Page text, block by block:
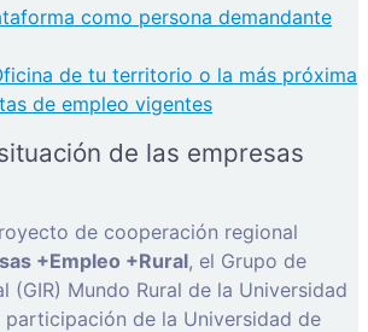
como persona demandante
de tu territorio o la más próxima
de empleo vigentes
de las empresas
de cooperación regional
+Empleo +Rural, el Grupo de
(GIR) Mundo Rural de la Universidad
participación de la Universidad de